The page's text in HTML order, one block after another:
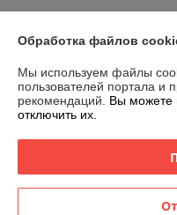
Отзывы о магазине
189 отзывов за всё
Никита
Отлично
Отличная покупка, быстро и
Обработка файлов
Мы используем файлы
пользователей портала и
рекомендаций. Вы можете
отключить их.